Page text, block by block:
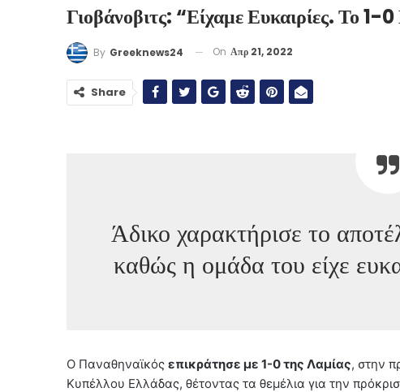
Γιοβάνοβιτς: “Είχαμε Ευκαιρίες. Το 1-
By Greeknews24 On Απρ 21, 2022
Share
Άδικο χαρακτήρισε το
καθώς η ομάδα του είχε
Ο Παναθηναϊκός επικράτησε με 1-0 της Λαμίας, στην
Κυπέλλου Ελλάδας, θέτοντας τα θεμέλια για την